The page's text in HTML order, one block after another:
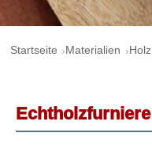
Startseite Materialien Holz
Echtholzfurniere